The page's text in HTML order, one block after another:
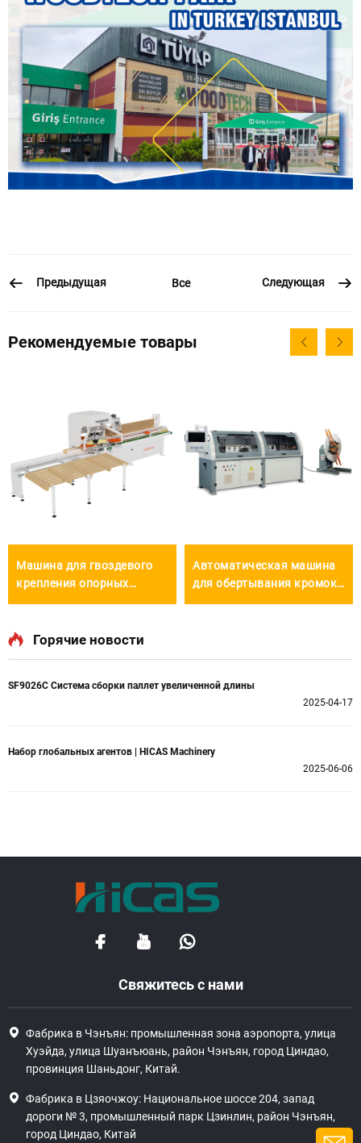
Предыдущая Все Следующая
Рекомендуемые товары
Машина для гвоздевого
крепления опорных
Автоматическая машина
для обертывания кромок
Горячие новости
SF9026C Система сборки паллет увеличенной длины
2025-04-17
Набор глобальных агентов | HICAS Machinery
2025-06-06
Свяжитесь с нами
Фабрика в Чэнъян: промышленная зона аэропорта, улица
Хуэйда, улица Шуанъюань, район Чэнъян, город Циндао,
провинция Шаньдонг, Китай.
Фабрика в Цзяочжоу: Национальное шоссе 204, запад
дороги № 3, промышленный парк Цзинлин, район Чэнъян,
город Циндао, Китай